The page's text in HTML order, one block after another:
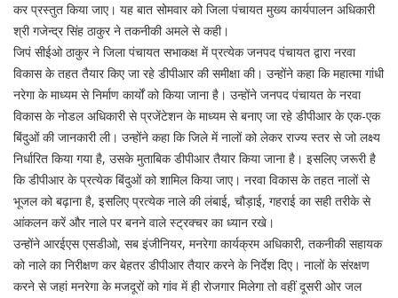
कर प्रस्तुत किया जाए। यह बात सोमवार को जिला पंचायत मुख्य कार्यपालन अधिकारी
श्री गजेन्द्र सिंह ठाकुर ने तकनीकी अमले से कही।
जिपं सीईओ ठाकुर ने जिला पंचायत सभाकक्ष में प्रत्येक जनपद पंचायत द्वारा नरवा
विकास के तहत तैयार किए जा रहे डीपीआर की समीक्षा की। उन्होंने कहा कि महात्मा गांधी
नरेगा के माध्यम से निर्माण कार्यों को किया जाना है। उन्होंने जनपद पंचायत के नरवा
विकास के नोडल अधिकारी से प्रजेंटेशन के माध्यम से बनाए जा रहे डीपीआर के एक-एक
बिंदुओं की जानकारी ली। उन्होंने कहा कि जिले में नालों को लेकर राज्य स्तर से जो लक्ष्य
निर्धारित किया गया है, उसके मुताबिक डीपीआर तैयार किया जाना है। इसलिए जरूरी है
कि डीपीआर के प्रत्येक बिंदुओं को शामिल किया जाए। नरवा विकास के तहत नालों से
भूजल को बढ़ाना है, इसलिए प्रत्येक नाले की लंबाई, चौड़ाई, गहराई का सही तरीके से
आंकलन करें और नाले पर बनने वाले स्ट्रक्चर का ध्यान रखे।
उन्होंने आरईएस एसडीओ, सब इंजीनियर, मनरेगा कार्यक्रम अधिकारी, तकनीकी सहायक
को नाले का निरीक्षण कर बेहतर डीपीआर तैयार करने के निर्देश दिए। नालों के संरक्षण
करने से जहां मनरेगा के मजदूरों को गांव में ही रोजगार मिलेगा तो वहीं दूसरी ओर जल